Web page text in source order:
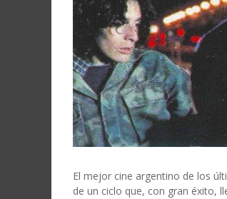
El mejor cine argentino de los
de un ciclo que, con gran éxito,